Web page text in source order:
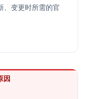
、变更时所需的官